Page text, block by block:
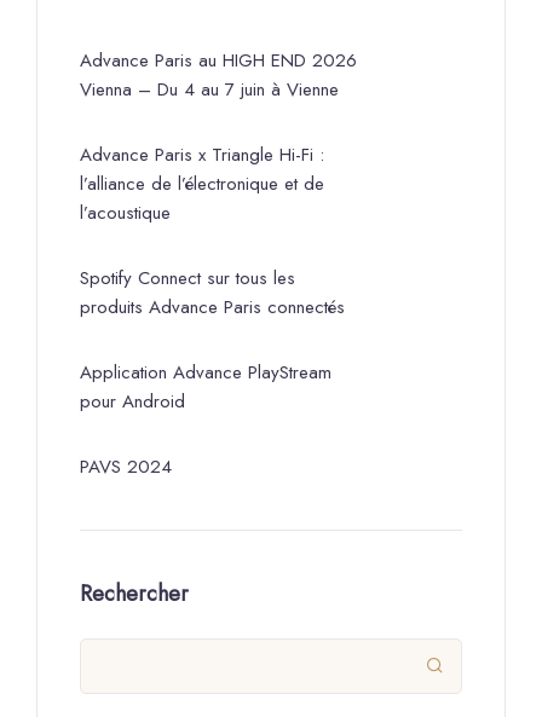
Advance Paris au HIGH END 2026
Vienna – Du 4 au 7 juin à Vienne
Advance Paris x Triangle Hi-Fi :
l’alliance de l’électronique et de
l’acoustique
Spotify Connect sur tous les
produits Advance Paris connectés
Application Advance PlayStream
pour Android
PAVS 2024
Rechercher
